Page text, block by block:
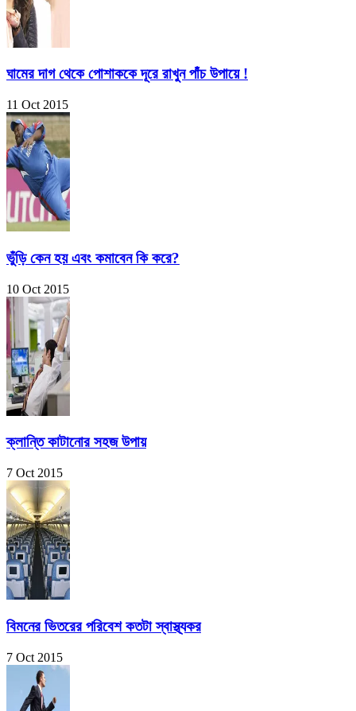
ঘামের দাগ থেকে পোশাককে দূরে রাখুন পাঁচ উপায়ে !
11 Oct 2015
ভুঁড়ি কেন হয় এবং কমাবেন কি করে?
10 Oct 2015
ক্লান্তি কাটানোর সহজ উপায়
7 Oct 2015
বিমনের ভিতরের পরিবেশ কতটা স্বাস্থ্যকর
7 Oct 2015